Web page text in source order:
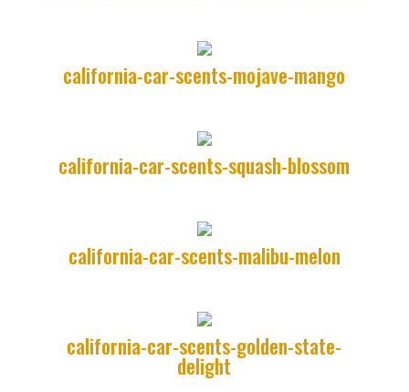
california-car-scents-mojave-mango
california-car-scents-squash-blossom
california-car-scents-malibu-melon
california-car-scents-golden-state-
delight